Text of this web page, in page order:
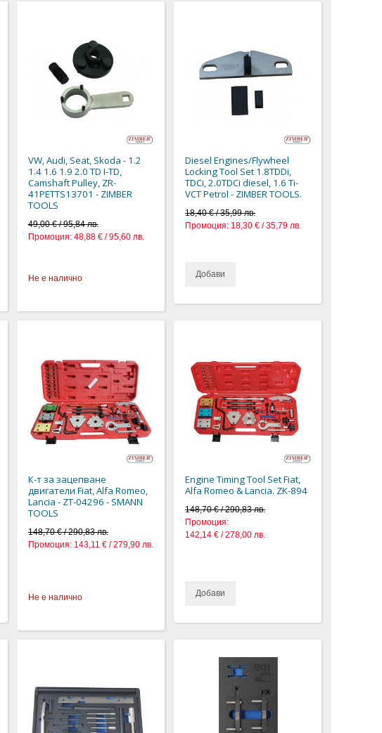
VW, Audi, Seat, Skoda - 1.2
1.4 1.6 1.9 2.0 TD I-TD,
Camshaft Pulley, ZR-
41PETTS13701 - ZIMBER
TOOLS
49,00 € / 95,84 лв.
Промоция: 48,88 € / 95,60 лв.
Не е налично
Diesel Engines/Flywheel
Locking Tool Set 1.8TDDi,
TDCi, 2.0TDCi diesel, 1.6 Ti-
VCT Petrol - ZIMBER TOOLS.
18,40 € / 35,99 лв.
Промоция: 18,30 € / 35,79 лв.
Добави
К-т за зацепване
двигатели Fiat, Alfa Romeo,
Lancia - ZT-04296 - SMANN
TOOLS
148,70 € / 290,83 лв.
Промоция: 143,11 € / 279,90 лв.
Не е налично
Engine Timing Tool Set Fiat,
Alfa Romeo & Lancia. ZK-894
148,70 € / 290,83 лв.
Промоция:
142,14 € / 278,00 лв.
Добави